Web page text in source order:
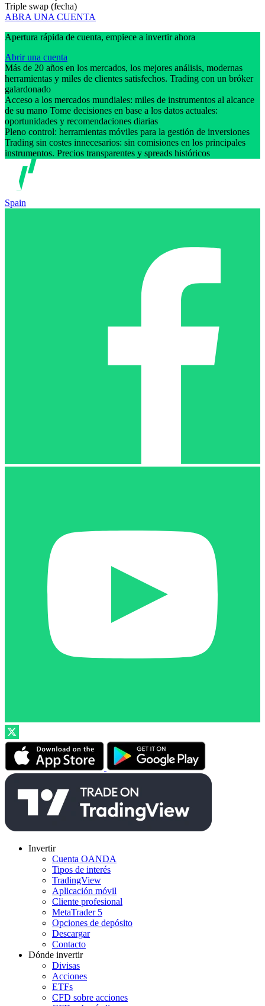
Triple swap (fecha)
ABRA UNA CUENTA
Apertura rápida de cuenta, empiece a invertir ahora
Abrir una cuenta
Más de 20 años en los mercados, los mejores análisis, modernas
herramientas y miles de clientes satisfechos. Trading con un bróker
galardonado
Acceso a los mercados mundiales: miles de instrumentos al alcance
de su mano Tome decisiones en base a los datos actuales:
oportunidades y recomendaciones diarias
Pleno control: herramientas móviles para la gestión de inversiones
Trading sin costes innecesarios: sin comisiones en los principales
instrumentos. Precios transparentes y spreads históricos
Spain
Invertir
Cuenta OANDA
Tipos de interés
TradingView
Aplicación móvil
Cliente profesional
MetaTrader 5
Opciones de depósito
Descargar
Contacto
Dónde invertir
Divisas
Acciones
ETFs
CFD sobre acciones